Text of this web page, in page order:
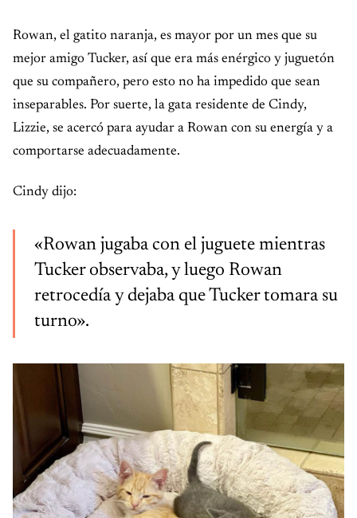
Rowan, el gatito naranja, es mayor por un mes que su
mejor amigo Tucker, así que era más enérgico y juguetón
que su compañero, pero esto no ha impedido que sean
inseparables. Por suerte, la gata residente de Cindy,
Lizzie, se acercó para ayudar a Rowan con su energía y a
comportarse adecuadamente.
Cindy dijo:
«Rowan jugaba con el juguete mientras
Tucker observaba, y luego Rowan
retrocedía y dejaba que Tucker tomara su
turno».